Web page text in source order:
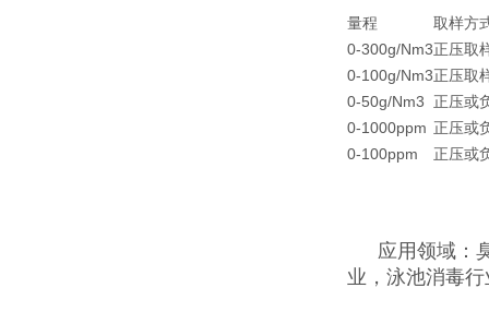
量程
取样方
0-300g/Nm3正压取
0-100g/Nm3正压取
0-50g/Nm3
正压或
0-1000ppm 正压或
0-100ppm
正压或
应用领域：
业，泳池消毒